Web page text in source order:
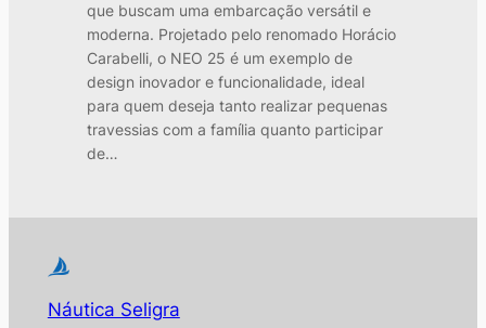
que buscam uma embarcação versátil e
moderna. Projetado pelo renomado Horácio
Carabelli, o NEO 25 é um exemplo de
design inovador e funcionalidade, ideal
para quem deseja tanto realizar pequenas
travessias com a família quanto participar
de…
Náutica Seligra